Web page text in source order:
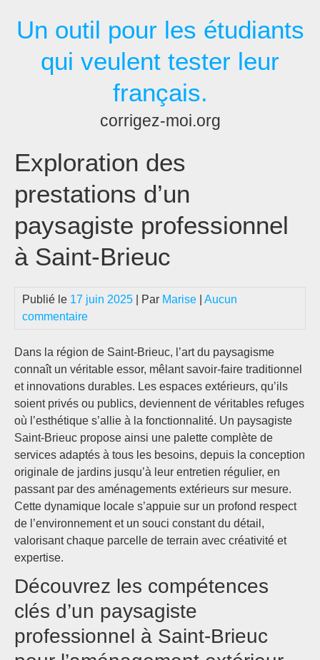
contenuUn outil pour les étudiants
qui veulent tester leur
français.
corrigez-moi.org
Exploration des
prestations d’un
paysagiste professionnel
à Saint-Brieuc
Publié le 17 juin 2025 | Par Marise
Aucun
commentaire
Dans la région de Saint-Brieuc, l’art du paysagisme
connaît un véritable essor, mêlant savoir-faire traditionnel
et innovations durables. Les espaces extérieurs, qu’ils
soient privés ou publics, deviennent de véritables refuges
où l’esthétique s’allie à la fonctionnalité. Un paysagiste
Saint-Brieuc propose ainsi une palette complète de
services adaptés à tous les besoins, depuis la conception
originale de jardins jusqu’à leur entretien régulier, en
passant par des aménagements extérieurs sur mesure.
Cette dynamique locale s’appuie sur un profond respect
de l’environnement et un souci constant du détail,
valorisant chaque parcelle de terrain avec créativité et
expertise.
Découvrez les compétences
clés d’un paysagiste
professionnel à Saint-Brieuc